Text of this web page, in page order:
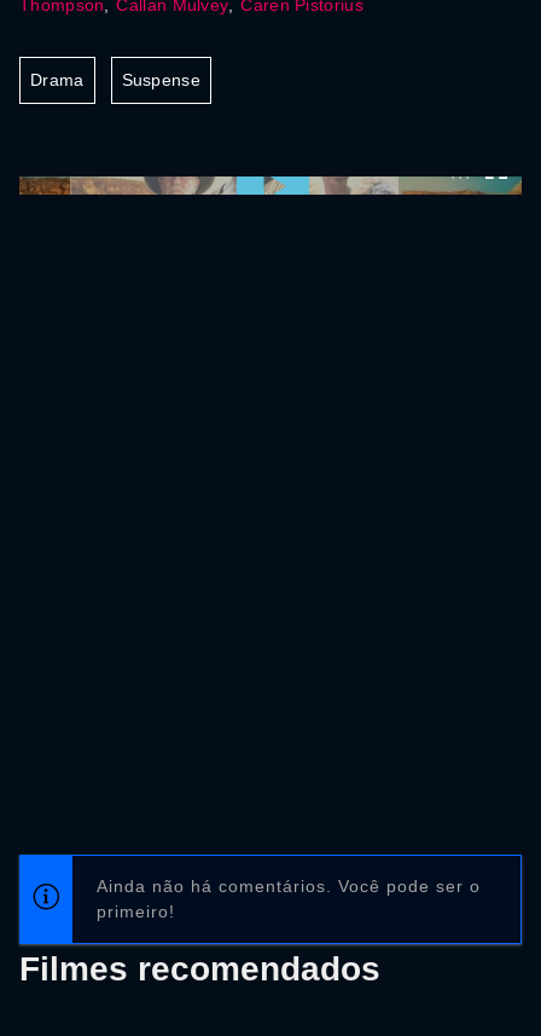
Thompson ,Callan Mulvey ,Caren Pistorius
Drama Suspense
Ainda não há comentários. Você pode ser o
primeiro!
Filmes recomendados